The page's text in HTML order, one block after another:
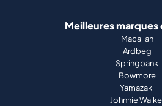
Meilleures
Macallan
Ardbeg
Springbank
Bowmore
Yamazaki
Johnnie